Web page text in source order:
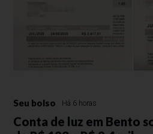
Seu bolso Há 6 horas
Conta de luz em Bento